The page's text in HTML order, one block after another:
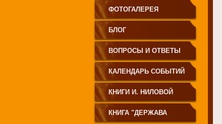
ФОТОГАЛЕРЕЯ
БЛОГ
ВОПРОСЫ И ОТВЕТЫ
КАЛЕНДАРЬ СОБЫТИЙ
КНИГИ И. НИЛОВОЙ
КНИГА "ДЕРЖАВА